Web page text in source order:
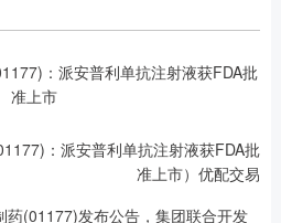
：派安普利单抗注射液获FDA批
准上市）优配交易
药(01177)发布公告，集团联合开发